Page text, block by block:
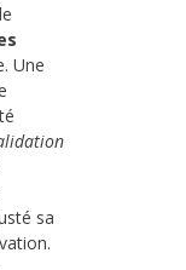
Une
sa